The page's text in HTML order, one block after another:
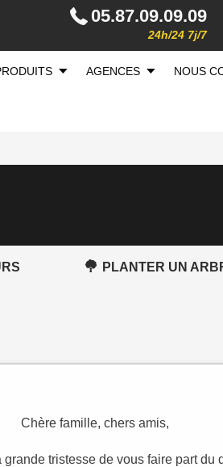
05.87.09.09.09
24h/24 7j/7
AGENCES NOUS
PLANTER UN
Chère famille, chers amis,
grande tristesse de vous faire part du